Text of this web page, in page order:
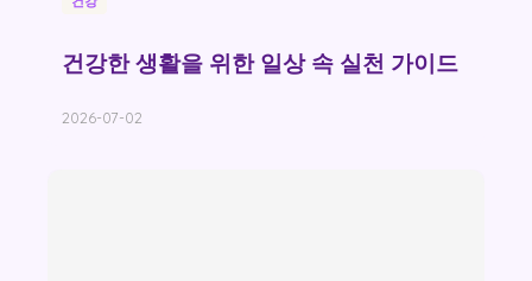
건강한 생활을 위한 일상 속 실천 가이드
2026-07-02